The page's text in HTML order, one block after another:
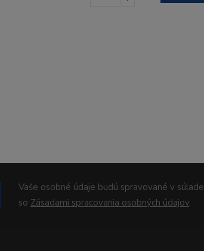
Vaše osobné údaje budú spravované v súlade
so Zásadami spracovania osobných údajov.